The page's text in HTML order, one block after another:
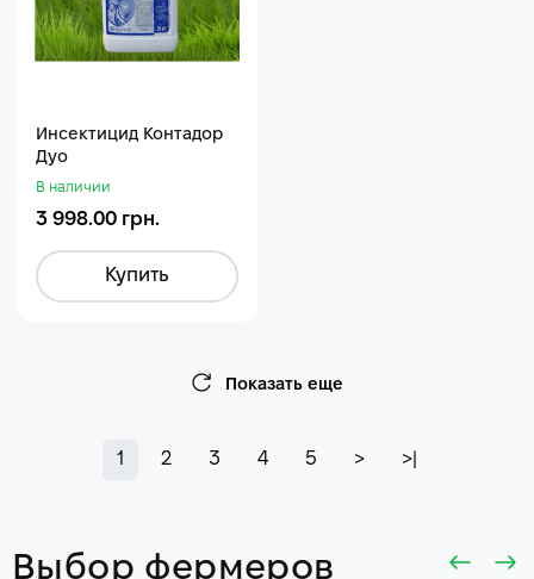
Инсектицид Контадор
Дуо
В наличии
3 998.00 грн.
Купить
Показать еще
1 2 3 4 5 > >|
Выбор фермеров